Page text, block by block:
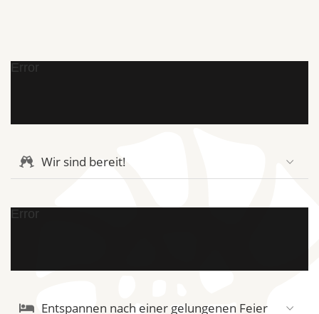
Error
Wir sind bereit!
Error
Entspannen nach einer gelungenen Feier